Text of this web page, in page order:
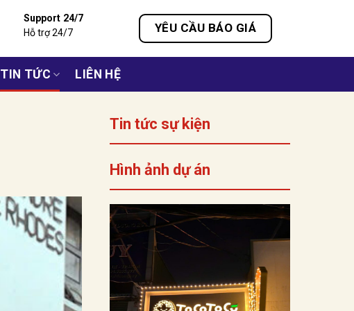
Support 24/7
Hỗ trợ 24/7
YÊU CẦU BÁO GIÁ
TIN TỨC LIÊN HỆ
Tin tức sự kiện
Hình ảnh dự án